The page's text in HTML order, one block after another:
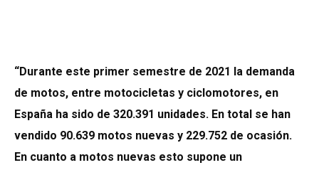
“Durante este primer semestre de 2021 la demanda
de motos, entre motocicletas y ciclomotores, en
España ha sido de 320.391 unidades. En total se han
vendido 90.639 motos nuevas y 229.752 de ocasión.
En cuanto a motos nuevas esto supone un